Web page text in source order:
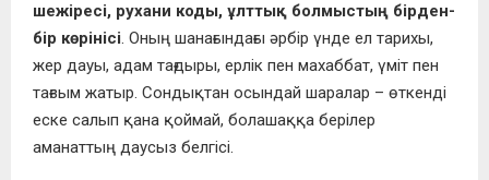
шежіресі, рухани коды, ұлттық болмыстың бірден-
бір көрінісі. Оның шанағындағы әрбір үнде ел тарихы,
жер дауы, адам тағдыры, ерлік пен махаббат, үміт пен
тағзым жатыр. Сондықтан осындай шаралар – өткенді
еске салып қана қоймай, болашаққа берілер
аманаттың даусыз белгісі.